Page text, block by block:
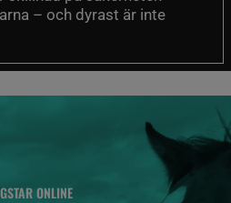
– och dyrast är inte
ONLINE